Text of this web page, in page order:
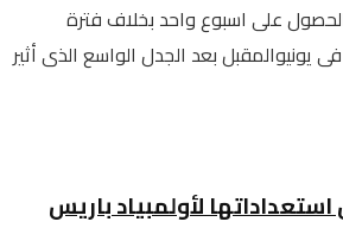
على اسبوع واحد بخلاف فترة
يونيوالمقبل بعد الجدل الواسع الذى أثير
لأولمبياد باريس